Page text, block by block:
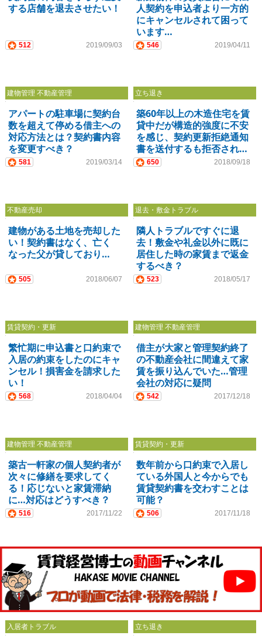
する店舗を退去させたい！
512 2019/09/03
人契約を申込者より一方的
にキャンセルされて困って
います…
546 2019/04/11
建物管理 不動産管理
アパートの駐車場に契約台
数を超えて停める借主への
対応方法とは？契約書内容
を変更すべき？
581 2019/03/14
立ち退き
築60年以上の木造住宅を賃
貸中だが構造的強度に不安
を感じ、契約更新拒絶通知
書を送付するも拒否され…
650 2018/09/18
不動産売却
建物がある土地を売却した
い！契約書はなく、亡く
なった父が貸しており…
505 2018/06/07
退去・敷金トラブル
隣人トラブルですぐに退
去！敷金や礼金以外に既に
居住した時の家賃まで返金
するべき？
523 2018/05/17
賃貸契約・更新
繁忙期に申込書と口約束で
入居の約束をしたのにキャ
ンセル！損害金を請求した
い！
568 2018/04/04
建物管理 不動産管理
借主が大家と管理契約終了
の不動産会社に間違えて家
賃を振り込んでいた…管理
会社の対応に疑問
542 2017/12/18
建物管理 不動産管理
築古一軒家の個人契約者が
次々に修繕を要求してく
る！応じないと家賃滞納
に…対応はどうすべき？
516 2017/11/22
賃貸契約・更新
数年前から口約束で入居し
ている外国人と今からでも
賃貸契約書を交わすことは
可能？
506 2017/11/18
入居者トラブル 立ち退き